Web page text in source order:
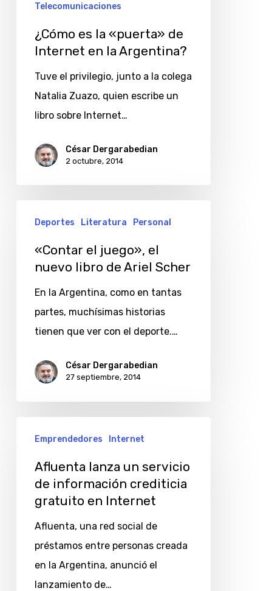
Telecomunicaciones
¿Cómo es la «puerta» de
Internet en la Argentina?
Tuve el privilegio, junto a la colega
Natalia Zuazo, quien escribe un
libro sobre Internet…
César Dergarabedian
2 octubre, 2014
juego»,
nuevo
Scher
Deportes Literatura Personal
«Contar el juego», el
nuevo libro de Ariel Scher
En la Argentina, como en tantas
partes, muchísimas historias
tienen que ver con el deporte.…
César Dergarabedian
27 septiembre, 2014
lanza
servicio
información
crediticia
gratuito
Emprendedores Internet
Afluenta lanza un servicio
de información crediticia
gratuito en Internet
Afluenta, una red social de
préstamos entre personas creada
en la Argentina, anunció el
lanzamiento de…